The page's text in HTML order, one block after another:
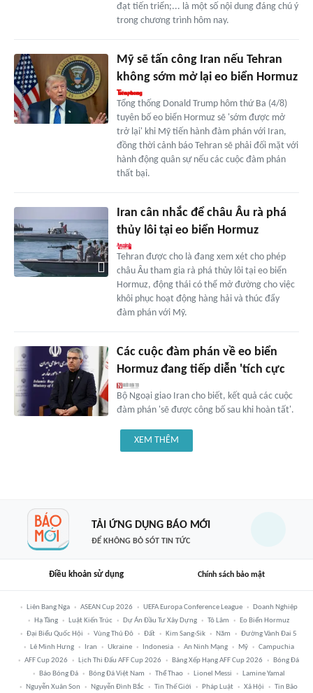
đạt tiến triển;... là một số nội dung đáng chú ý
trong chương trình hôm nay.
Mỹ sẽ tấn công Iran nếu Tehran
không sớm mở lại eo biển Hormuz
Tổng thống Donald Trump hôm thứ Ba (4/8)
tuyên bố eo biển Hormuz sẽ 'sớm được mở
trở lại' khi Mỹ tiến hành đàm phán với Iran,
đồng thời cảnh báo Tehran sẽ phải đối mặt với
hành động quân sự nếu các cuộc đàm phán
thất bại.
Iran cân nhắc để châu Âu rà phá
thủy lôi tại eo biển Hormuz
Tehran được cho là đang xem xét cho phép
châu Âu tham gia rà phá thủy lôi tại eo biển
Hormuz, động thái có thể mở đường cho việc
khôi phục hoạt động hàng hải và thúc đẩy
đàm phán với Mỹ.
Các cuộc đàm phán về eo biển
Hormuz đang tiếp diễn 'tích cực
Bộ Ngoại giao Iran cho biết, kết quả các cuộc
đàm phán 'sẽ được công bố sau khi hoàn tất'.
XEM THÊM
TẢI ỨNG DỤNG BÁO MỚI
ĐỂ KHÔNG BỎ SÓT TIN TỨC
Điều khoản sử dụng Chính sách bảo mật
Liên Bang Nga ASEAN Cup 2026 UEFA Europa Conference League
Doanh Nghiệp
Hạ Tầng
Luật Kiến Trúc Dự Án Đầu Tư Xây Dựng Tô Lâm
Eo Biển Hormuz
Đại Biểu Quốc Hội
Vùng Thủ Đô Đất Kim Sang-Sik Năm
Đường Vành Đai 5
Lê Minh Hưng
Iran Ukraine Indonesia An Ninh Mạng Mỹ
Campuchia
AFF Cup 2026
Lịch Thi Đấu AFF Cup 2026 Bảng Xếp Hạng AFF Cup 2026
Bóng Đá
Báo Bóng Đá
Bóng Đá Việt Nam Thể Thao Lionel Messi
Lamine Yamal
Nguyễn Xuân Son
Nguyễn Đình Bắc Tin Thế Giới Pháp Luật Xã Hội Tin Bão